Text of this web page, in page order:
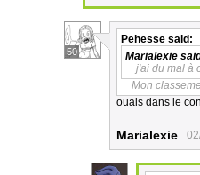
50
Pehesse said:
Marialexie
j'ai du mal à
Mon
ouais dans le
Marialexie